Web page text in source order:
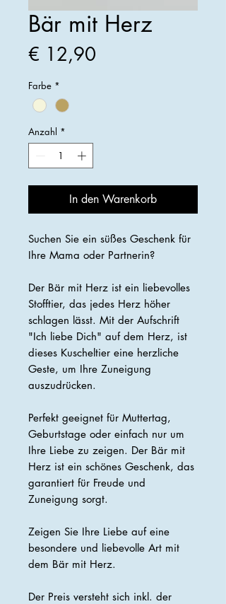
Bär mit Herz
€ 12,90
Farbe *
Anzahl *
In den Warenkorb
Suchen Sie ein süßes Geschenk für
Ihre Mama oder Partnerin?
Der Bär mit Herz ist ein liebevolles
Stofftier, das jedes Herz höher
schlagen lässt. Mit der Aufschrift
"Ich liebe Dich" auf dem Herz, ist
dieses Kuscheltier eine herzliche
Geste, um Ihre Zuneigung
auszudrücken.
Perfekt geeignet für Muttertag,
Geburtstage oder einfach nur um
Ihre Liebe zu zeigen. Der Bär mit
Herz ist ein schönes Geschenk, das
garantiert für Freude und
Zuneigung sorgt.
Zeigen Sie Ihre Liebe auf eine
besondere und liebevolle Art mit
dem Bär mit Herz.
Der Preis versteht sich inkl. der